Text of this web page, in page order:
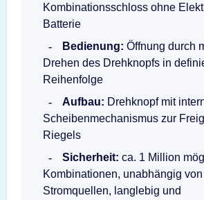
Kombinationsschloss ohne
Batterie
Bedienung: Öffnung durch
Drehen des Drehknopfs in
Reihenfolge
Aufbau: Drehknopf mit
Scheibenmechanismus zur
Riegels
Sicherheit: ca. 1 Million
Kombinationen, unabhängig von
Stromquellen, langlebig und